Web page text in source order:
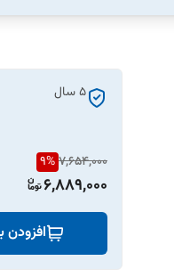
5 سال
7,654,000
9%
6,889,000
افزودن